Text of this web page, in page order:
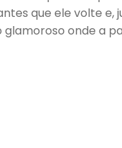
que ele volte e,
onde a